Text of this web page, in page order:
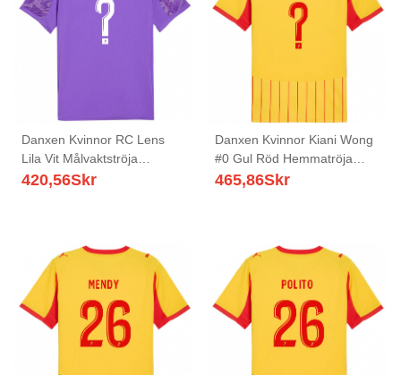
Danxen Kvinnor RC Lens
Lila Vit Målvaktströja
2025/26 T-tröja
420,56Skr
Danxen Kvinnor Kiani Wong
#0 Gul Röd Hemmatröja
Matchtröjor 2025/26 Tröjor
465,86Skr